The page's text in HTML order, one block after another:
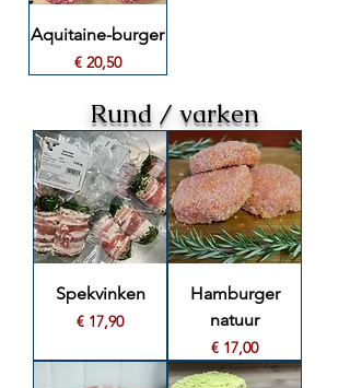
Aquitaine-burger
Prijs
€ 20,50
Spekvinken
Prijs
€ 17,90
Hamburger
natuur
Prijs
€ 17,00
Rund / varken